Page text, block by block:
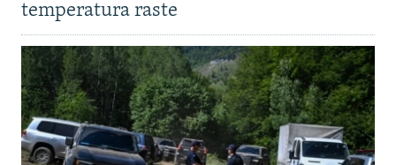
temperatura raste